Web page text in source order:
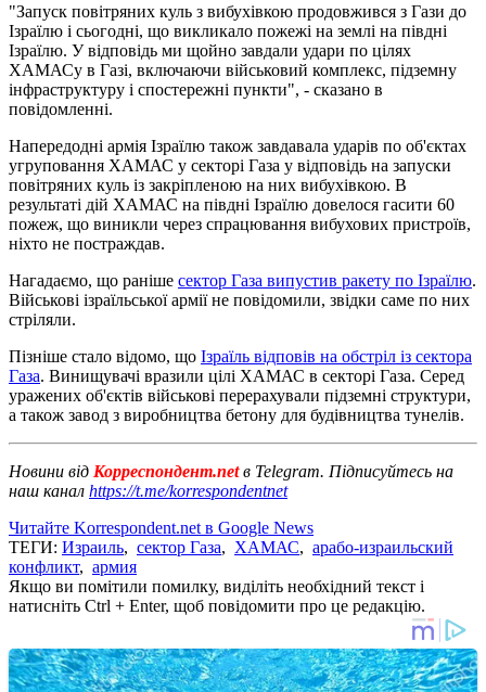
"Запуск повітряних куль з вибухівкою продовжився з Гази до
Ізраїлю і сьогодні, що викликало пожежі на землі на півдні
Ізраїлю. У відповідь ми щойно завдали удари по цілях
ХАМАСу в Газі, включаючи військовий комплекс, підземну
інфраструктуру і спостережні пункти", - сказано в
повідомленні.
Напередодні армія Ізраїлю також завдавала ударів по об'єктах
угруповання ХАМАС у секторі Газа у відповідь на запуски
повітряних куль із закріпленою на них вибухівкою. В
результаті дій ХАМАС на півдні Ізраїлю довелося гасити 60
пожеж, що виникли через спрацювання вибухових пристроїв,
ніхто не постраждав.
Нагадаємо, що раніше сектор Газа випустив ракету по Ізраїлю.
Військові ізраїльської армії не повідомили, звідки саме по них
стріляли.
Пізніше стало відомо, що Ізраїль відповів на обстріл із сектора
Газа. Винищувачі вразили цілі ХАМАС в секторі Газа. Серед
уражених об'єктів військові перерахували підземні структури,
а також завод з виробництва бетону для будівництва тунелів.
Новини від Корреспондент.netв Telegram. Підписуйтесь на
наш канал https://t.me/korrespondentnet
Читайте Korrespondent.net в Google News
ТЕГИ: Израиль, сектор Газа, ХАМАС, арабо-израильский
конфликт, армия
Якщо ви помітили помилку, виділіть необхідний текст і
натисніть Ctrl + Enter, щоб повідомити про це редакцію.